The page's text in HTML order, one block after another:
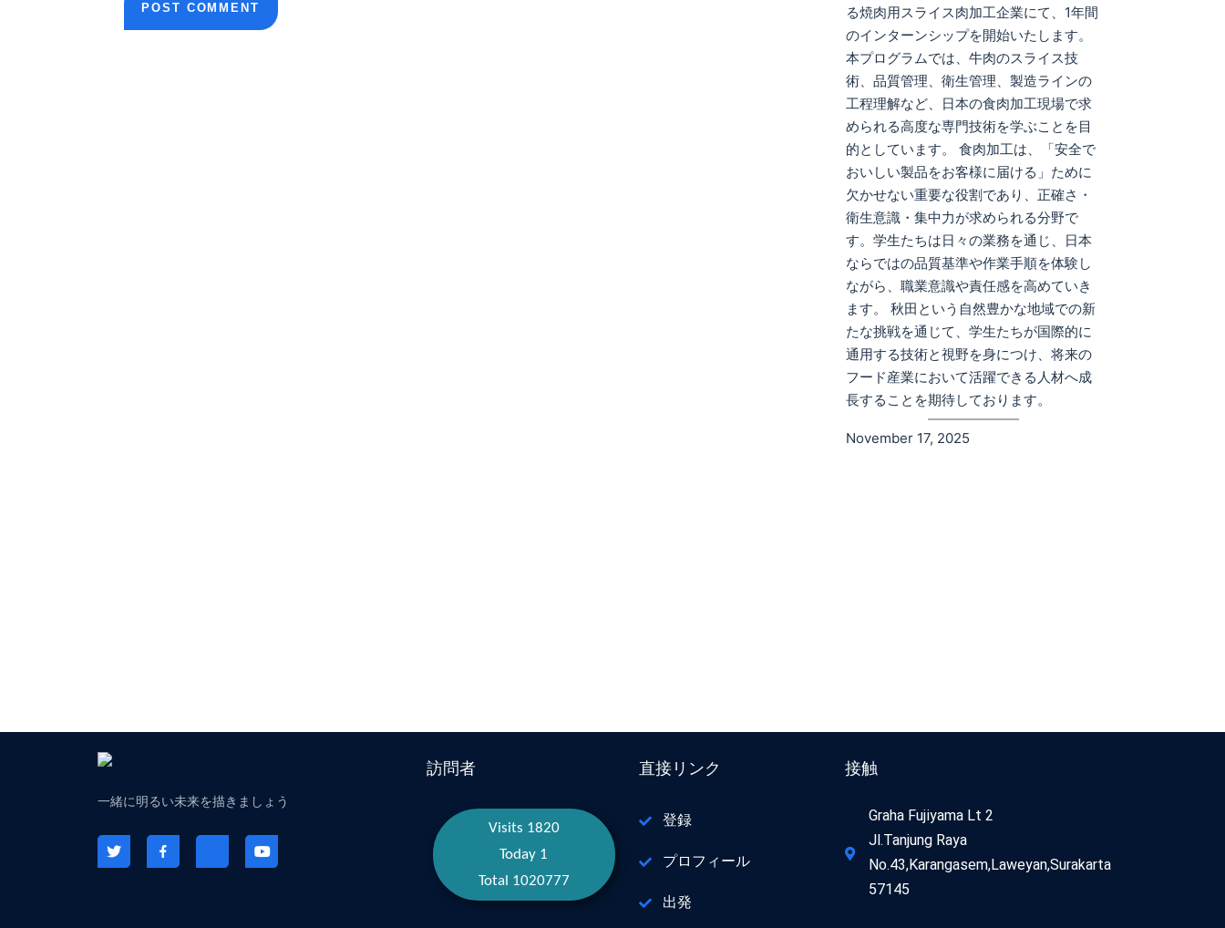
る焼肉用スライス肉加工企業にて、1年間
のインターンシップを開始いたします。
本プログラムでは、牛肉のスライス技
術、品質管理、衛生管理、製造ラインの
工程理解など、日本の食肉加工現場で求
められる高度な専門技術を学ぶことを目
的としています。 食肉加工は、「安全で
おいしい製品をお客様に届ける」ために
欠かせない重要な役割であり、正確さ・
衛生意識・集中力が求められる分野で
す。学生たちは日々の業務を通じ、日本
ならではの品質基準や作業手順を体験し
ながら、職業意識や責任感を高めていき
ます。 秋田という自然豊かな地域での新
たな挑戦を通じて、学生たちが国際的に
通用する技術と視野を身につけ、将来の
フード産業において活躍できる人材へ成
長することを期待しております。
November 17, 2025
一緒に明るい未来を描きましょう
訪問者
Visits 1820
Today 1
Total 1020777
直接リンク
登録
プロフィール
出発
接触
Graha Fujiyama Lt 2
Jl.Tanjung Raya
No.43,Karangasem,Laweyan,Surakarta
57145